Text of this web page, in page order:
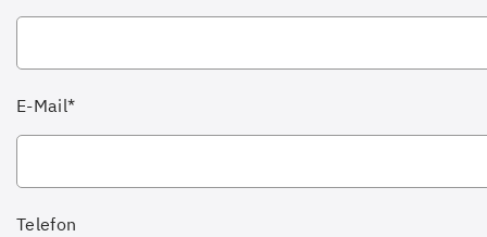
E-Mail*
Telefon